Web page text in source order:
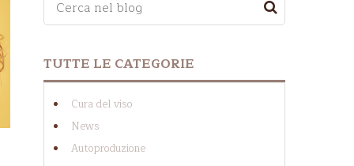
TUTTE LE CATEGORIE
Cura del viso
News
Autoproduzione